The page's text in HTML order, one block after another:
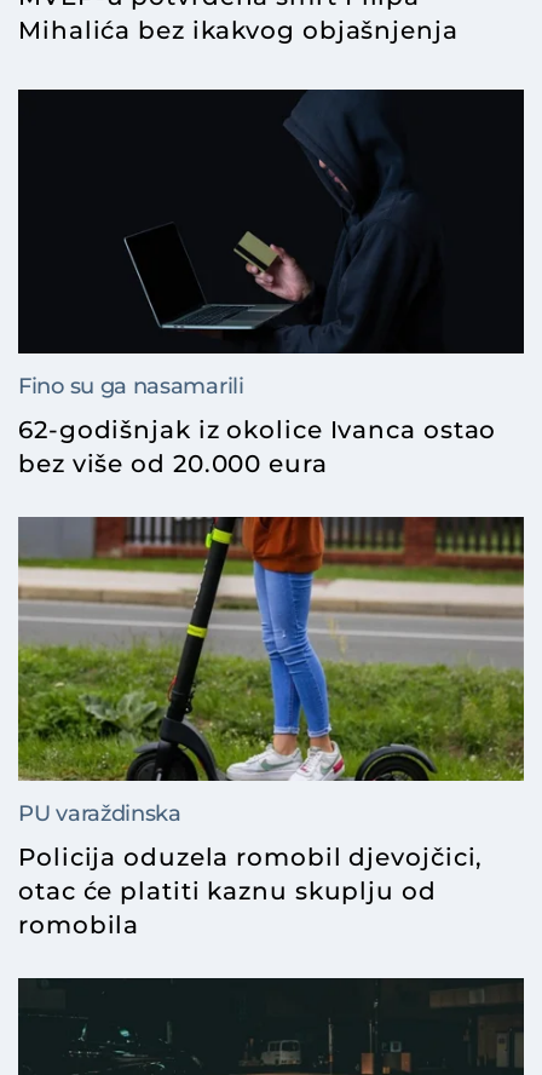
Mihalića bez ikakvog objašnjenja
Fino su ga nasamarili
62-godišnjak iz okolice Ivanca ostao
bez više od 20.000 eura
PU varaždinska
Policija oduzela romobil djevojčici,
otac će platiti kaznu skuplju od
romobila